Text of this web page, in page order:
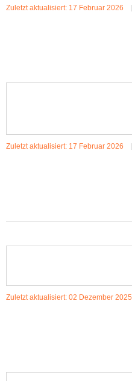
Zuletzt aktualisiert: 17 Februar 2026
Zuletzt aktualisiert: 17 Februar 2026
Zuletzt aktualisiert: 02 Dezember 2025